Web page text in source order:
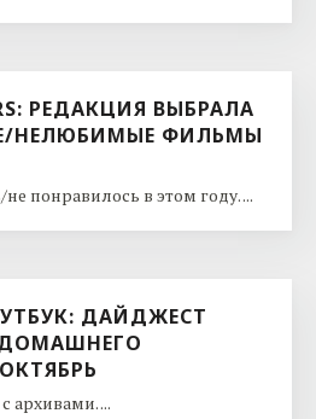
РЕДАКЦИЯ ВЫБРАЛА
НЕЛЮБИМЫЕ ФИЛЬМЫ
понравилось в этом году. ...
ДАЙДЖЕСТ
архивами. ...